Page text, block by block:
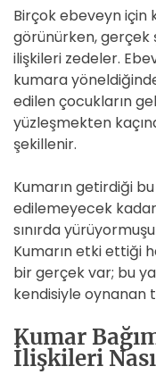
Birçok ebeveyn için
görünürken, gerçek
ilişkileri zedeler.
kumara
edilen çocukların
yüzleşmekten
şekillenir.
Kumarın getirdiği
edilemeyecek
sınırda
Kumarın etki ettiği
bir gerçek var; bu
kendisiyle oynanan
Kumar
İlişkileri